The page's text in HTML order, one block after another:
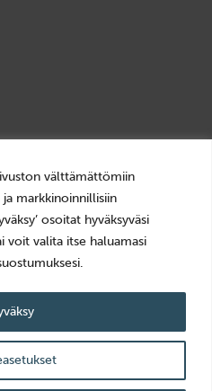
välttämättömiin
markkinoinnillisiin
osoitat hyväksyväsi
voit valita itse haluamasi
ylös